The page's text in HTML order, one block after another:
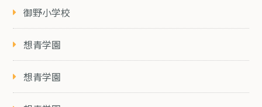
御野小学校
想青学園
想青学園